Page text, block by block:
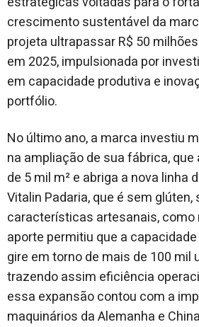
crescimento sustentável da
projeta ultrapassar R$ 50
em 2025, impulsionada por
em capacidade produtiva e
portfólio.
No último ano, a marca investiu
na ampliação de sua fábrica,
de 5 mil m² e abriga a nova linha
Vitalin Padaria, que é sem
características artesanais, como
aporte permitiu que a
gire em torno de mais de 100 mil
trazendo assim eficiência
essa expansão contou com a
maquinários da Alemanha e